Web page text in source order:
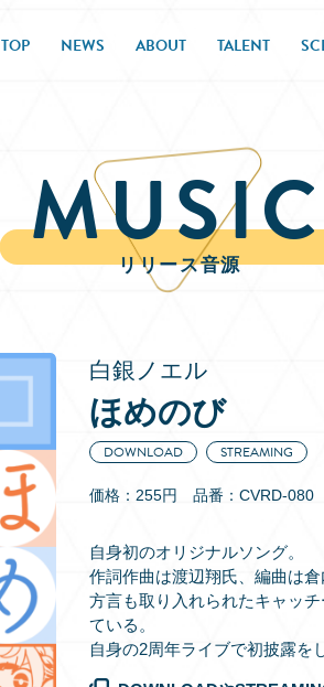
TOP NEWS ABOUT TALENT
リリース音源
白銀ノエル
ほめのび
DOWNLOAD STREAMING
価格：255円 品番：CVRD-080
自身初のオリジナルソング。
作詞作曲は渡辺翔氏、編曲は倉
方言も取り入れられたキャッ
ている。
自身の2周年ライブで初披露を